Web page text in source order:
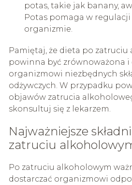
potas, takie jak banany,
Potas pomaga w
organizmie.
Pamiętaj, że dieta po zatruciu
powinna być zrównoważona i
organizmowi niezbędnych
odżywczych. W przypadku
objawów zatrucia
skonsultuj się z lekarzem.
Najważniejsze
zatruciu
Po zatruciu alkoholowym
dostarczać organizmowi